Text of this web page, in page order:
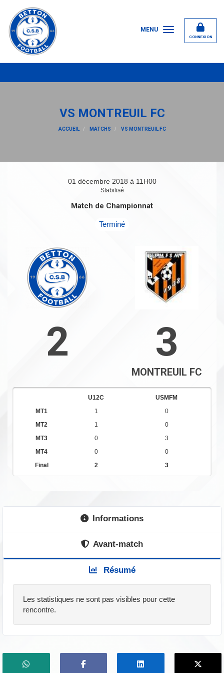
CONNEXION
MENU
VS MONTREUIL FC
ACCUEIL MATCHS VS MONTREUIL FC
01 décembre 2018 à 11H00
Stabilisé
Match de Championnat
Terminé
2 3
MONTREUIL FC
U12C
USMFM
MT1
1
0
MT2
1
0
MT3
0
3
MT4
0
0
Final
2 3
Informations
Avant-match
Résumé
Les statistiques ne sont pas visibles pour cette
rencontre.
Panneau de gestion des cookies